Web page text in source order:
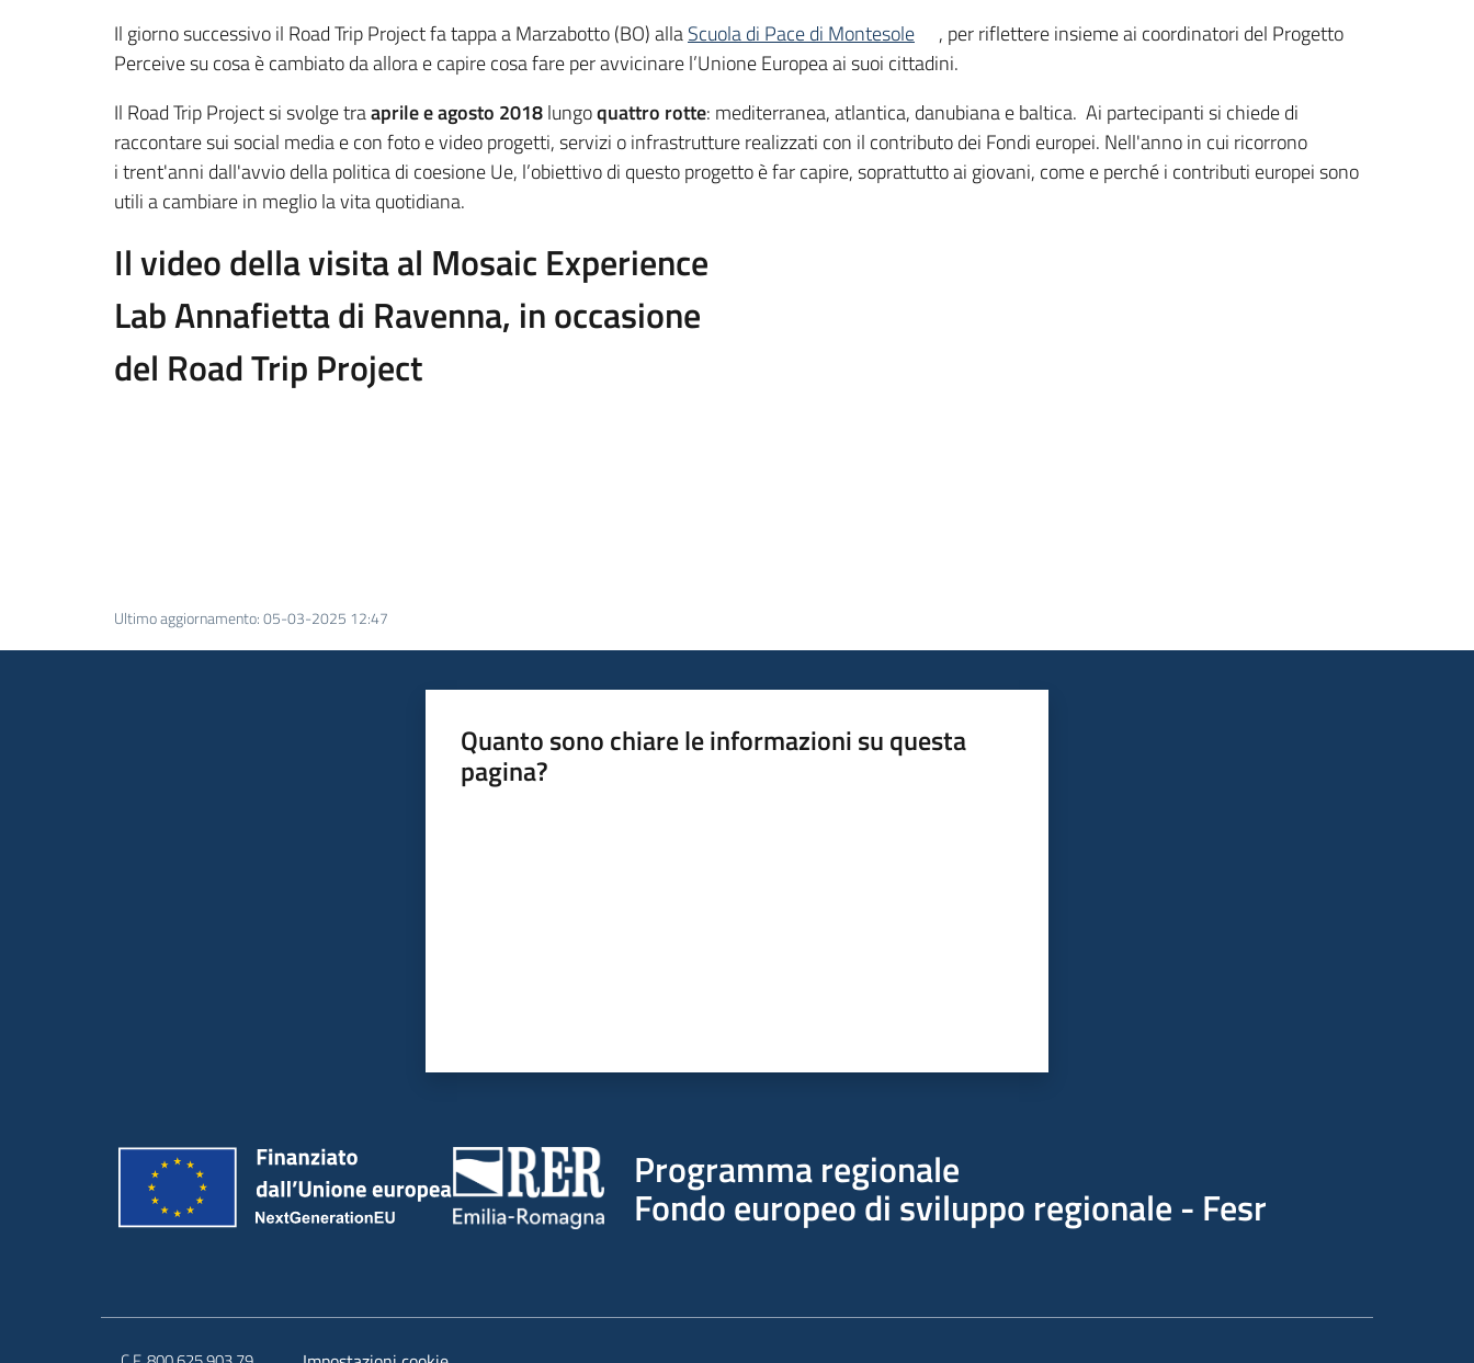
Il giorno successivo il Road Trip Project fa tappa a Marzabotto (BO) allaScuola di Pace di Montesole
, per riflettere insieme ai coordinatori del Progetto
Perceive su cosa è cambiato da allora e capire cosa fare per avvicinare l’Unione Europea ai suoi cittadini.
Il Road Trip Project si svolge traaprile e agosto 2018lungoquattro rotte: mediterranea, atlantica, danubiana e baltica. Ai partecipanti si chiede di
raccontare sui social media e con foto e video progetti, servizi o infrastrutture realizzati con il contributo dei Fondi europei. Nell'anno in cui ricorrono
i trent'anni dall'avvio della politica di coesione Ue, l’obiettivo di questo progetto è far capire, soprattutto ai giovani, come e perché i contributi europei sono
utili a cambiare in meglio la vita quotidiana.
Il video della visita al Mosaic Experience
Lab Annafietta di Ravenna, in occasione
del Road Trip Project
Ultimo aggiornamento:05-03-2025 12:47
Quanto sono chiare le informazioni su questa
pagina?
Programma regionale
Fondo europeo di sviluppo regionale - Fesr